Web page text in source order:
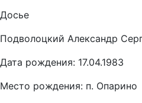
Досье
Подволоцкий Александр
Дата рождения: 17.04.1983
Место рождения: п. Опарино